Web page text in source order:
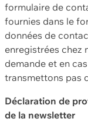
formulaire de
fournies dans le
données de
enregistrées chez
demande et en
transmettons pas
Déclaration de
de la newsletter